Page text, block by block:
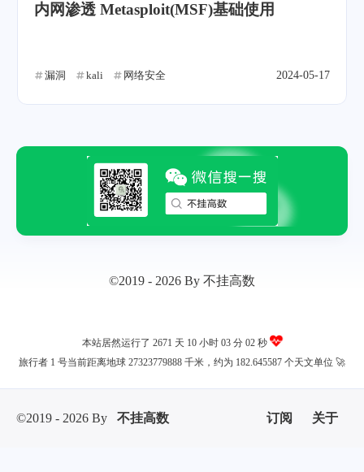
内网渗透 Metasploit(MSF)基础使用
漏洞 kali 网络安全 2024-05-17
©2019 - 2026 By 不挂高数
本站居然运行了 2671 天 10 小时 03 分 02 秒
旅行者 1 号当前距离地球 27323779888 千米，约为 182.645587 个天文单位 🚀
©2019 - 2026 By 不挂高数 订阅 关于